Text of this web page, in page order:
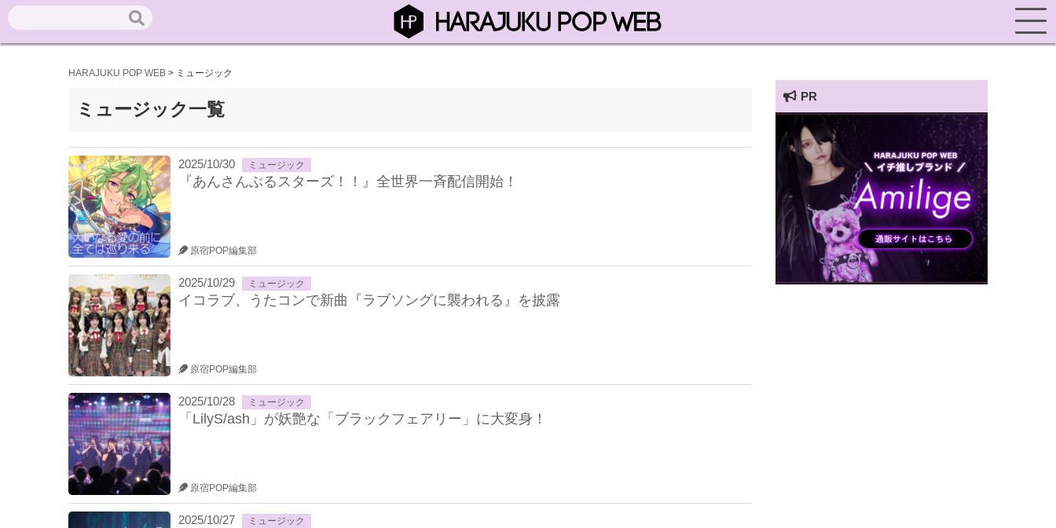
HARAJUKU POP WEB > ミュージック
ミュージック一覧
2025/10/30 ミュージック
『あんさんぶるスターズ！！』全世界一斉配信開始！
原宿POP編集部
2025/10/29 ミュージック
イコラブ、うたコンで新曲『ラブソングに襲われる』を披露
原宿POP編集部
2025/10/28 ミュージック
​「LilyS/ash」が妖艶な「ブラックフェアリー」に大変身！
原宿POP編集部
2025/10/27 ミュージック
PR
HARAJUKU POP TV